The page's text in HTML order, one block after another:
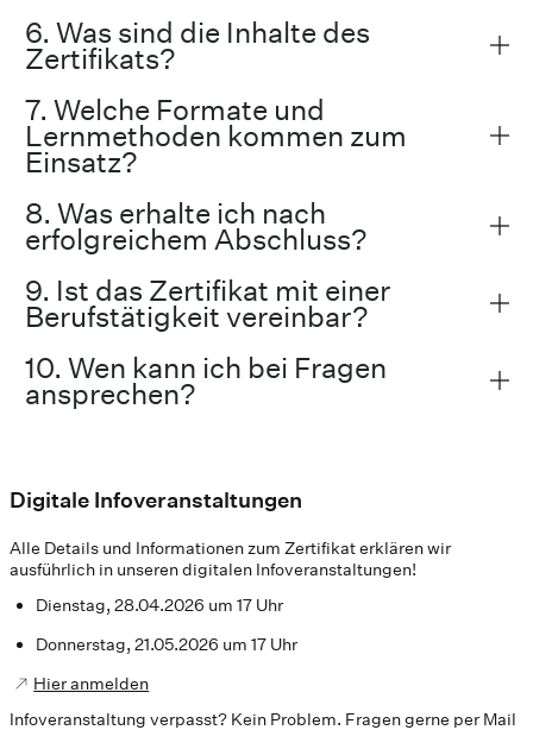
6. Was sind die Inhalte des
Zertifikats?
7. Welche Formate und
Lernmethoden kommen zum
Einsatz?
8. Was erhalte ich nach
erfolgreichem Abschluss?
9. Ist das Zertifikat mit einer
Berufstätigkeit vereinbar?
10. Wen kann ich bei Fragen
ansprechen?
Digitale Infoveranstaltungen
Alle Details und Informationen zum Zertifikat erklären wir
ausführlich in unseren digitalen Infoveranstaltungen!
Dienstag, 28.04.2026 um 17 Uhr
Donnerstag, 21.05.2026 um 17 Uhr
Hier anmelden
Infoveranstaltung verpasst? Kein Problem. Fragen gerne per Mail